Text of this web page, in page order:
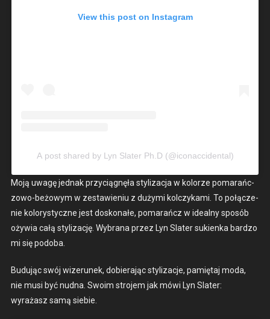
View this post on Insta­gram
A post shared by Lyn Slater Ph.D (@iconaccidental)
Moją uwagę jed­nak przy­ciągnęła styl­iza­c­ja w kolorze pomarańc­­
zowo-beżowym w zestaw­ie­niu z duży­mi kol­czyka­mi. To połącze­
nie kolorysty­czne jest doskon­ałe, pomarańcz w ide­al­ny sposób
oży­wia całą styl­iza­cję. Wybrana przez Lyn Slater sukien­ka bard­zo
mi się podo­ba.
Budu­jąc swój wiz­erunek, dobier­a­jąc styl­iza­c­je, pamię­taj moda,
nie musi być nud­na. Swoim stro­jem jak mówi Lyn Slater:
wyrażasz samą siebie.